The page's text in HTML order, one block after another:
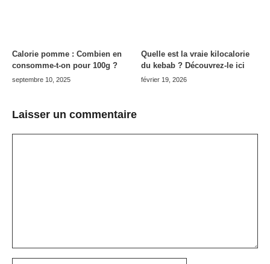
Calorie pomme : Combien en
consomme-t-on pour 100g ?
septembre 10, 2025
Quelle est la vraie kilocalorie
du kebab ? Découvrez-le ici
février 19, 2026
Laisser un commentaire